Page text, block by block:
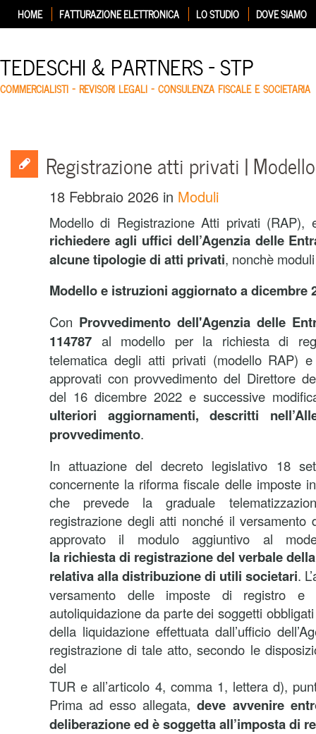
HOME FATTURAZIONE ELETTRONICA LO STUDIO DOVE SIAMO
TEDESCHI & PARTNERS – STP
COMMERCIALISTI – REVISORI LEGALI – CONSULENZA FISCALE E SOCIETARIA
Registrazione atti privati |
18 Febbraio 2026 in Moduli
Modello di Registrazione Atti privati (RAP),
richiedere agli uffici dell’Agenzia delle
alcune tipologie di atti privati, nonchè
Modello e istruzioni aggiornato a dicembre
Con Provvedimento dell'Agenzia delle
114787 al modello per la richiesta di
telematica degli atti privati (modello RAP)
approvati con provvedimento del Direttore
del 16 dicembre 2022 e successive
ulteriori aggiornamenti, descritti
provvedimento.
In attuazione del decreto legislativo 18
concernente la riforma fiscale delle imposte
che prevede la graduale
registrazione degli atti nonché il versamento
approvato il modulo aggiuntivo al
la richiesta di registrazione del verbale
relativa alla distribuzione di utili societari.
versamento delle imposte di registro
autoliquidazione da parte dei soggetti
della liquidazione effettuata dall’ufficio
registrazione di tale atto, secondo le
del
TUR e all’articolo 4, comma 1, lettera d),
Prima ad esso allegata,deve avvenire
deliberazione ed è soggetta all’imposta di